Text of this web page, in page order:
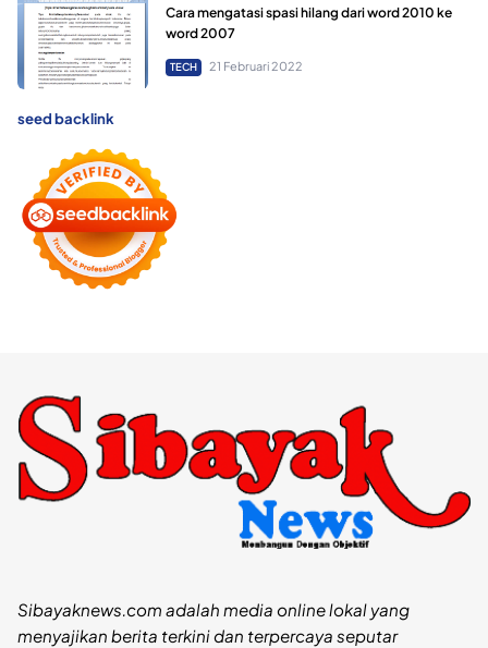
Cara mengatasi spasi hilang dari word 2010 ke
word 2007
TECH 21 Februari 2022
seed backlink
Sibayaknews.com adalah media online lokal yang
menyajikan berita terkini dan terpercaya seputar